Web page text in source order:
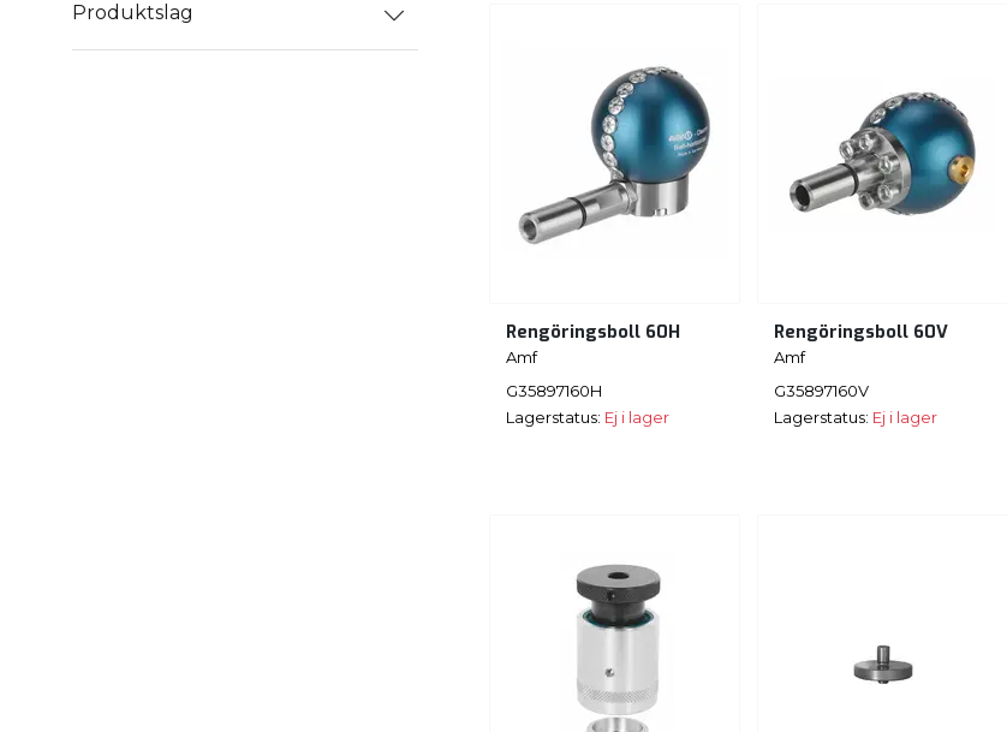
Produktslag
Rengöringsboll 60H
Amf
G35897160H
Lagerstatus: Ej i lager
Rengöringsboll 60V
Amf
G35897160V
Lagerstatus: Ej i lager